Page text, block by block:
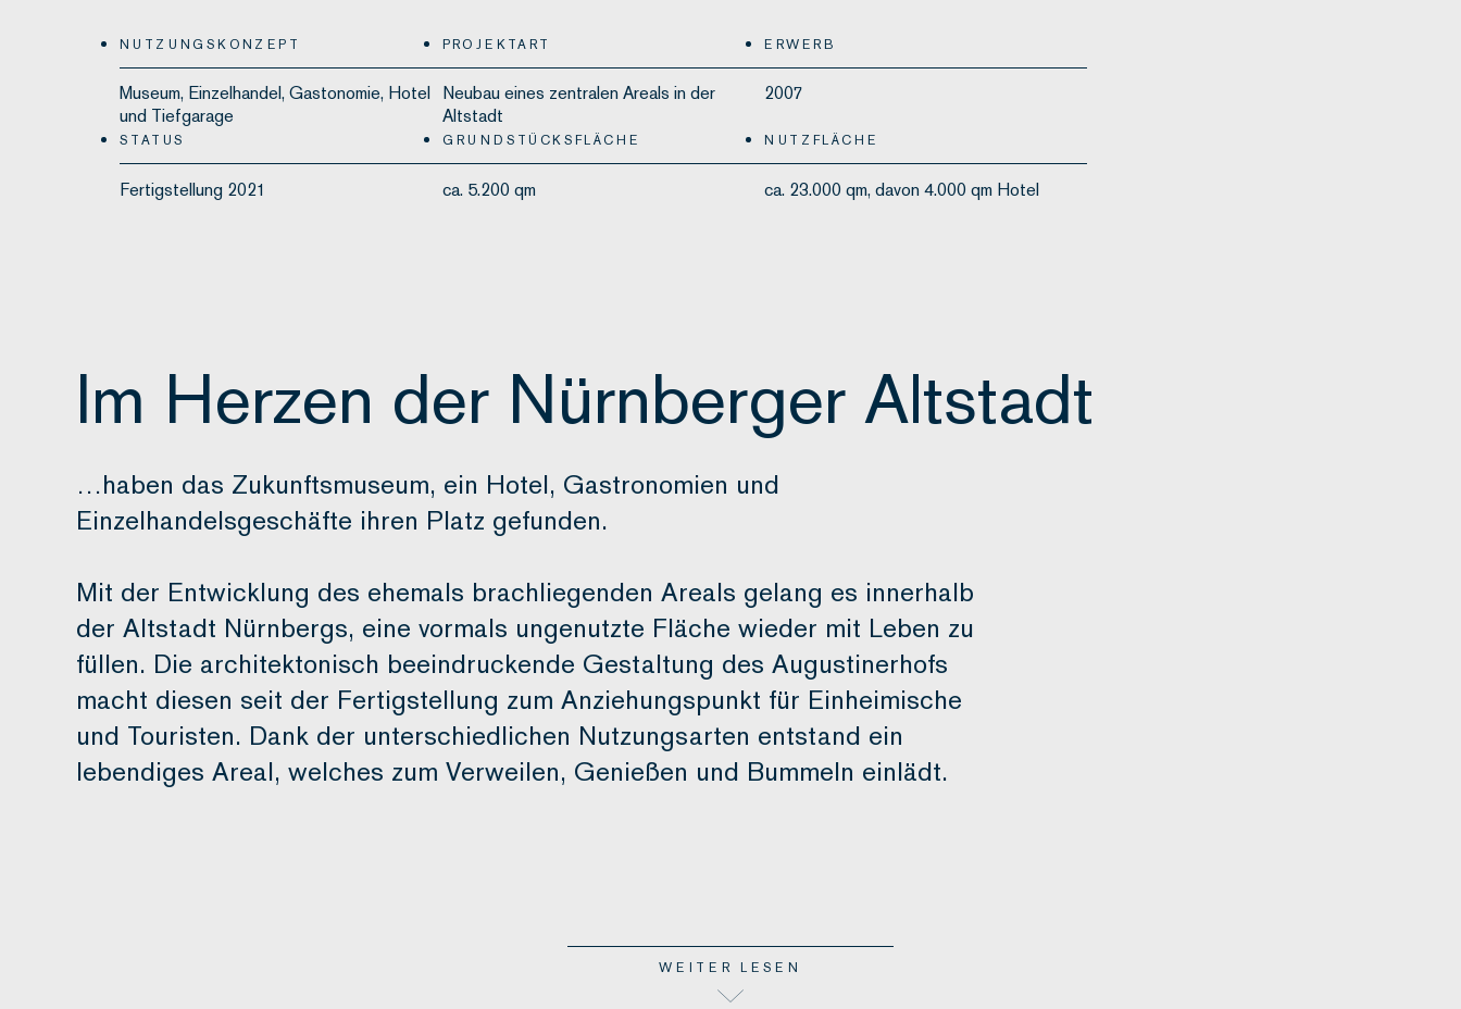
NUTZUNGSKONZEPT
Museum, Einzelhandel, Gastonomie, Hotel
und Tiefgarage
PROJEKTART
Neubau eines zentralen Areals in der
Altstadt
ERWERB
2007
STATUS
Fertigstellung 2021
GRUNDSTÜCKSFLÄCHE
ca. 5.200 qm
NUTZFLÄCHE
ca. 23.000 qm, davon 4.000 qm Hotel
Im Herzen der Nürnberger Altstadt
…haben das Zukunftsmuseum, ein Hotel, Gastronomien und
Einzelhandelsgeschäfte ihren Platz gefunden.
Mit der Entwicklung des ehemals brachliegenden Areals gelang es innerhalb
der Altstadt Nürnbergs, eine vormals ungenutzte Fläche wieder mit Leben zu
füllen. Die architektonisch beeindruckende Gestaltung des Augustinerhofs
macht diesen seit der Fertigstellung zum Anziehungspunkt für Einheimische
und Touristen. Dank der unterschiedlichen Nutzungsarten entstand ein
lebendiges Areal, welches zum Verweilen, Genießen und Bummeln einlädt.
WEITER LESEN